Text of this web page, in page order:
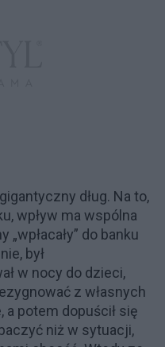
dług. Na to,
wpływ ma wspólna
do banku
był
w nocy do dzieci,
z własnych
a potem dopuścił się
niż w sytuacji,